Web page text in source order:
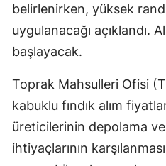
belirlenirken, yüksek
uygulanacağı açıklandı.
başlayacak.
Toprak Mahsulleri Ofisi
kabuklu fındık alım
üreticilerinin depolama
ihtiyaçlarının